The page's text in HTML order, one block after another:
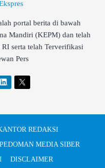
portal berita di bawah
Mandiri (KEPM) dan telah
serta telah Terverifikasi
Pers
REDAKSI
PEDOMAN MEDIA SIBER
DISCLAIMER